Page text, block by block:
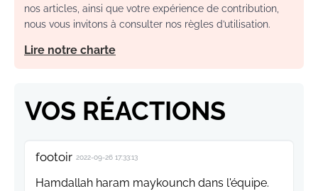
nos articles, ainsi que votre expérience de contribution,
nous vous invitons à consulter nos règles d’utilisation.
Lire notre charte
VOS RÉACTIONS
footoir 2022-09-26 17:33:13
Hamdallah haram maykounch dans l'équipe.